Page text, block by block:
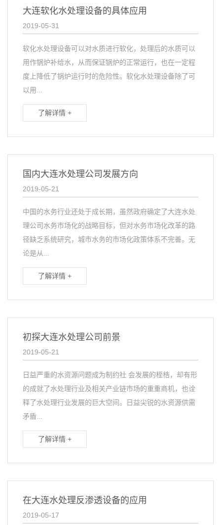
大连软化水处理设备的具体应用
2019-05-31
软化水处理设备可以对水质进行软化，处理后的水质可以
用作锅炉补给水，从而保证锅炉的正常运行，也在一定程
度上降低了锅炉运行时的危险性。软化水处理设备除了可
以用...
了解详情 +
国内大连水处理公司发展方向
2019-05-21
中国的水务行业还处于成长期，虽然政府确定了大连水处
理公司水务市场化的战略目标，但对水务市场化改革的路
径缺乏系统研究，城市水务的市场化政策体系不完善。无
论是从...
了解详情 +
初探大连水处理公司前景
2019-05-21
日益严重的水资源问题成为制约社 会发展的桎梏，却有形
的成就了水处理行业及相关产业链市场的重重商机，也诠
释了水处理行业发展的巨大空间。日益尖锐的水资源供需
矛盾...
了解详情 +
在大连水处理反渗透设备的应用
2019-05-17